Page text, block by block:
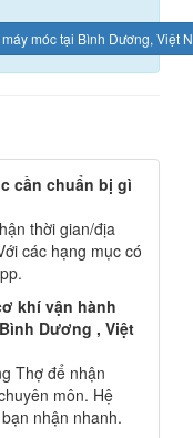
móc tại Bình Dương, Việt
cần chuẩn bị gì
thời gian/địa
các hạng mục có
khí vận hành
Dương , Việt
Thợ để nhận
môn. Hệ
nhận nhanh.